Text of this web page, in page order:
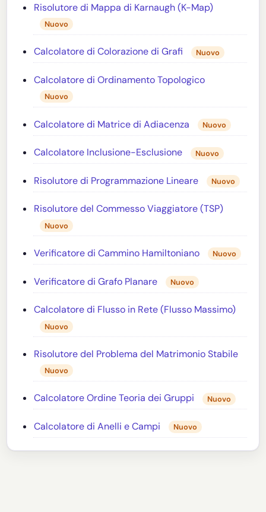
Risolutore di Mappa di Karnaugh (K-Map)
Nuovo
Calcolatore di Colorazione di Grafi Nuovo
Calcolatore di Ordinamento Topologico
Nuovo
Calcolatore di Matrice di Adiacenza Nuovo
Calcolatore Inclusione-Esclusione Nuovo
Risolutore di Programmazione Lineare Nuovo
Risolutore del Commesso Viaggiatore (TSP)
Nuovo
Verificatore di Cammino Hamiltoniano Nuovo
Verificatore di Grafo Planare Nuovo
Calcolatore di Flusso in Rete (Flusso Massimo)
Nuovo
Risolutore del Problema del Matrimonio Stabile
Nuovo
Calcolatore Ordine Teoria dei Gruppi Nuovo
Calcolatore di Anelli e Campi Nuovo